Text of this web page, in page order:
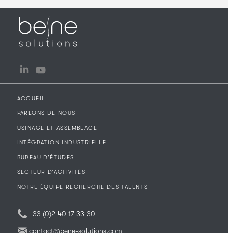
Linkedin
ACCUEIL
PARLONS DE NOUS
USINAGE ET ASSEMBLAGE
INTÉGRATION INDUSTRIELLE
BUREAU D’ÉTUDES
SECTEUR D’ACTIVITÉS
NOTRE ÉQUIPE RECHERCHE DES TALENTS
+33 (0)2 40 17 33 30
contact@bene-solutions.com